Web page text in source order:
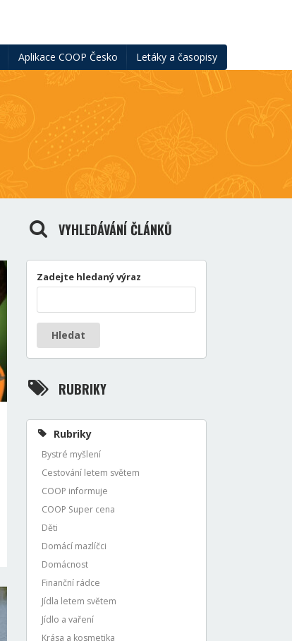
Aplikace COOP Česko Letáky a časopisy
VYHLEDÁVÁNÍ ČLÁNKŮ
Zadejte hledaný výraz
Hledat
RUBRIKY
Rubriky
Bystré myšlení
Cestování letem světem
COOP informuje
COOP Super cena
Děti
Domácí mazlíčci
Domácnost
Finanční rádce
Jídla letem světem
Jídlo a vaření
Krása a kosmetika